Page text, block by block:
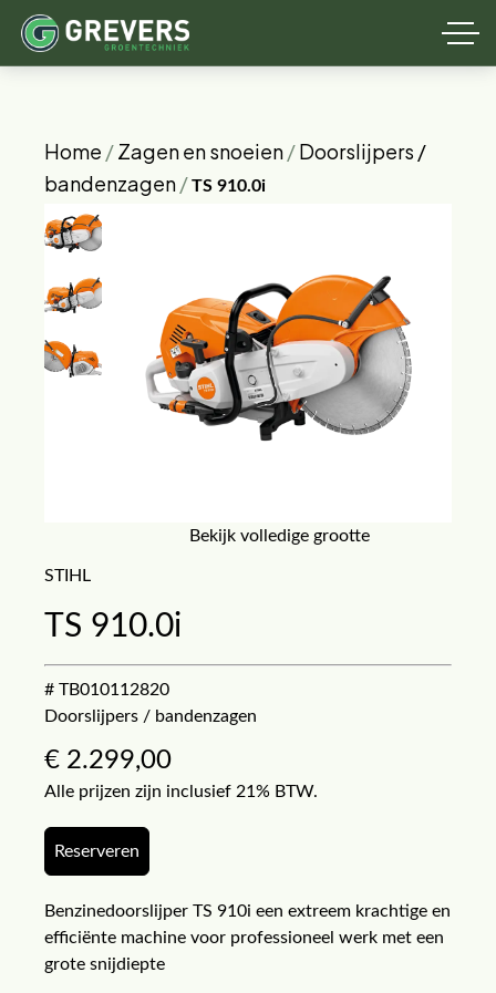
Home /Zagen en snoeien/Doorslijpers /
bandenzagen/TS 910.0i
Bekijk volledige grootte
STIHL
TS 910.0i
# TB010112820
Doorslijpers / bandenzagen
€ 2.299,00
Alle prijzen zijn inclusief 21% BTW.
Reserveren
Benzinedoorslijper TS 910i een extreem krachtige en
efficiënte machine voor professioneel werk met een
grote snijdiepte